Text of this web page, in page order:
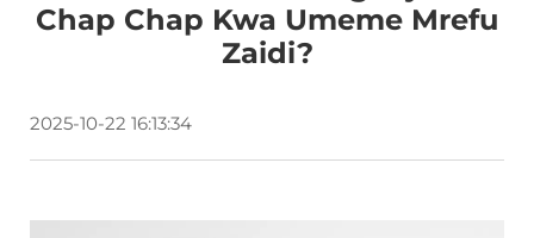
Chap Chap Kwa Umeme Mrefu
Zaidi?
2025-10-22 16:13:34